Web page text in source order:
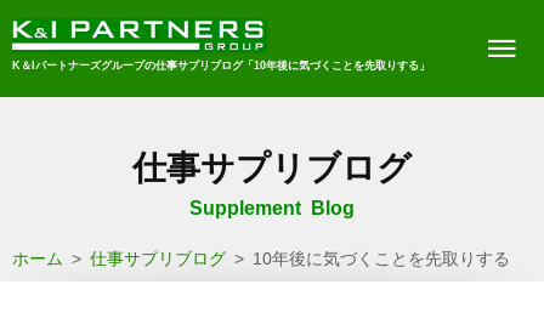
K＆Iパートナーズグループの仕事サプリブログ「10年後に気づくことを先取りする」
仕事サプリブログ
Supplement Blog
ホーム > 仕事サプリブログ > 10年後に気づくことを先取りする